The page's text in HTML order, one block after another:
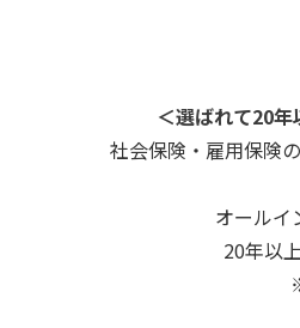
＜選ばれて20
社会保険・雇用保険
オールイ
20年以